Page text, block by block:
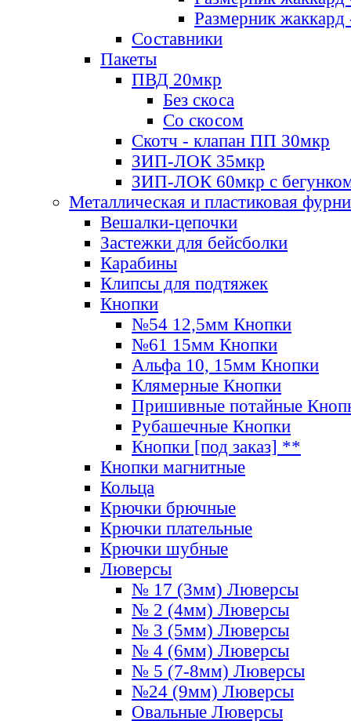
Размерник
Составники
Пакеты
ПВД 20мкр
Без скоса
Со скосом
Скотч - клапан ПП 30мкр
ЗИП-ЛОК 35мкр
ЗИП-ЛОК 60мкр с
Металлическая и пластиковая
Вешалки-цепочки
Застежки для бейсболки
Карабины
Клипсы для подтяжек
Кнопки
№54 12,5мм Кнопки
№61 15мм Кнопки
Альфа 10, 15мм Кнопки
Клямерные Кнопки
Пришивные потайные
Рубашечные Кнопки
Кнопки [под заказ] **
Кнопки магнитные
Кольца
Крючки брючные
Крючки плательные
Крючки шубные
Люверсы
№ 17 (3мм) Люверсы
№ 2 (4мм) Люверсы
№ 3 (5мм) Люверсы
№ 4 (6мм) Люверсы
№ 5 (7-8мм) Люверсы
№24 (9мм) Люверсы
Овальные Люверсы